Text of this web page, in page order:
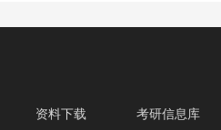
资料下载 考研信息库